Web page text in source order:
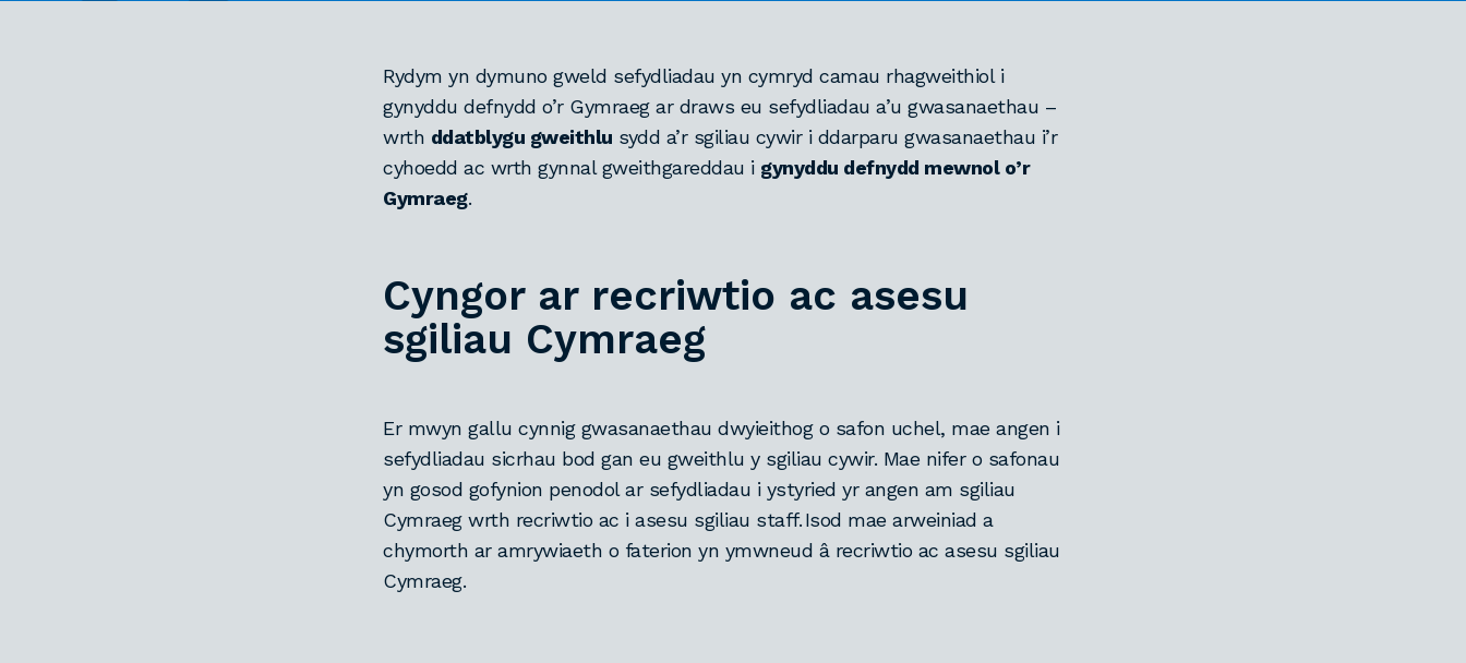
Rydym yn dymuno gweld sefydliadau yn cymryd camau rhagweithiol i
gynyddu defnydd o’r Gymraeg ar draws eu sefydliadau a’u gwasanaethau –
wrth ddatblygu gweithlu sydd a’r sgiliau cywir i ddarparu gwasanaethau i’r
cyhoedd ac wrth gynnal gweithgareddau i gynyddu defnydd mewnol o’r
Gymraeg.
Cyngor ar recriwtio ac asesu
sgiliau Cymraeg
Er mwyn gallu cynnig gwasanaethau dwyieithog o safon uchel, mae angen i
sefydliadau sicrhau bod gan eu gweithlu y sgiliau cywir. Mae nifer o safonau
yn gosod gofynion penodol ar sefydliadau i ystyried yr angen am sgiliau
Cymraeg wrth recriwtio ac i asesu sgiliau staff. Isod mae arweiniad a
chymorth ar amrywiaeth o faterion yn ymwneud â recriwtio ac asesu sgiliau
Cymraeg.